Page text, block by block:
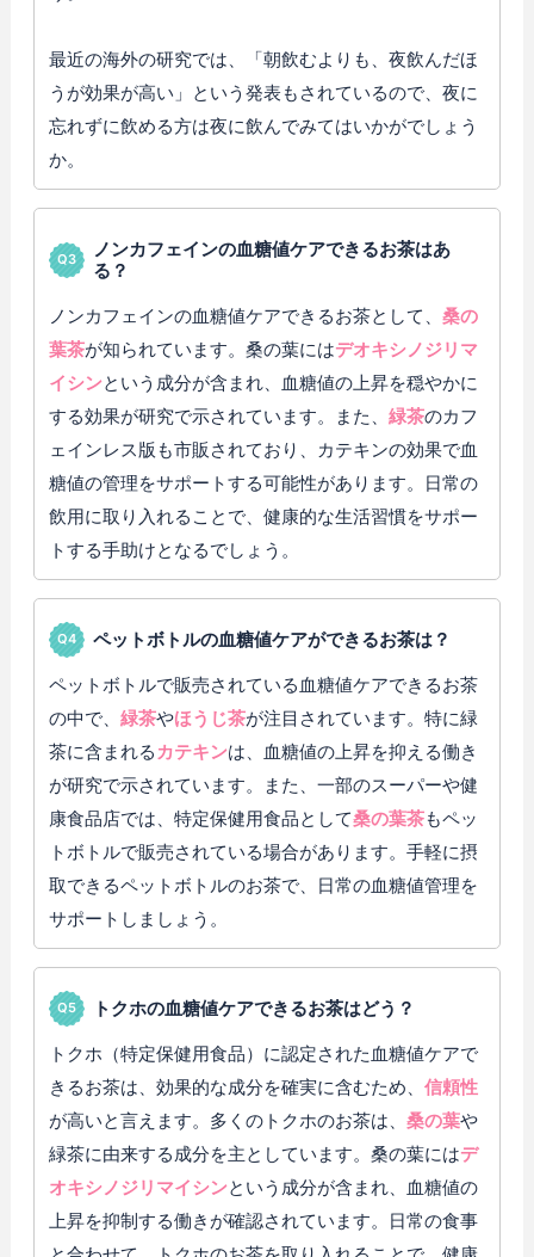
最近の海外の研究では、「朝飲むよりも、夜飲んだほ
うが効果が高い」という発表もされているので、夜に
忘れずに飲める方は夜に飲んでみてはいかがでしょう
か。
ノンカフェインの血糖値ケアできるお茶はあ
る？
ノンカフェインの血糖値ケアできるお茶として、 桑の
葉茶が知られています。桑の葉にはデオキシノジリマ
イシンという成分が含まれ、血糖値の上昇を穏やかに
する効果が研究で示されています。また、 緑茶のカフ
ェインレス版も市販されており、カテキンの効果で血
糖値の管理をサポートする可能性があります。日常の
飲用に取り入れることで、健康的な生活習慣をサポー
トする手助けとなるでしょう。
ペットボトルの血糖値ケアができるお茶は？
ペットボトルで販売されている血糖値ケアできるお茶
の中で、 緑茶やほうじ茶が注目されています。特に緑
茶に含まれる カテキンは、血糖値の上昇を抑える働き
が研究で示されています。また、一部のスーパーや健
康食品店では、特定保健用食品として桑の葉茶もペッ
トボトルで販売されている場合があります。手軽に摂
取できるペットボトルのお茶で、日常の血糖値管理を
サポートしましょう。
トクホの血糖値ケアできるお茶はどう？
トクホ（特定保健用食品）に認定された血糖値ケアで
きるお茶は、効果的な成分を確実に含むため、 信頼性
が高いと言えます。多くのトクホのお茶は、 桑の葉や
緑茶に由来する成分を主としています。桑の葉にはデ
オキシノジリマイシンという成分が含まれ、血糖値の
上昇を抑制する働きが確認されています。日常の食事